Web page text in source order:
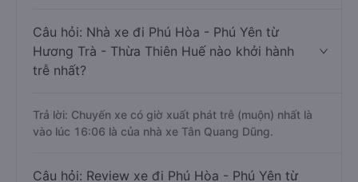
Câu hỏi: Nhà xe đi Phú Hòa - Phú Yên từ
Hương Trà - Thừa Thiên Huế nào khởi hành
trễ nhất?
Trả lời: Chuyến xe có giờ xuất phát trễ (muộn) nhất là
vào lúc 16:06 là của nhà xe Tân Quang Dũng.
Câu hỏi: Review xe đi Phú Hòa - Phú Yên từ